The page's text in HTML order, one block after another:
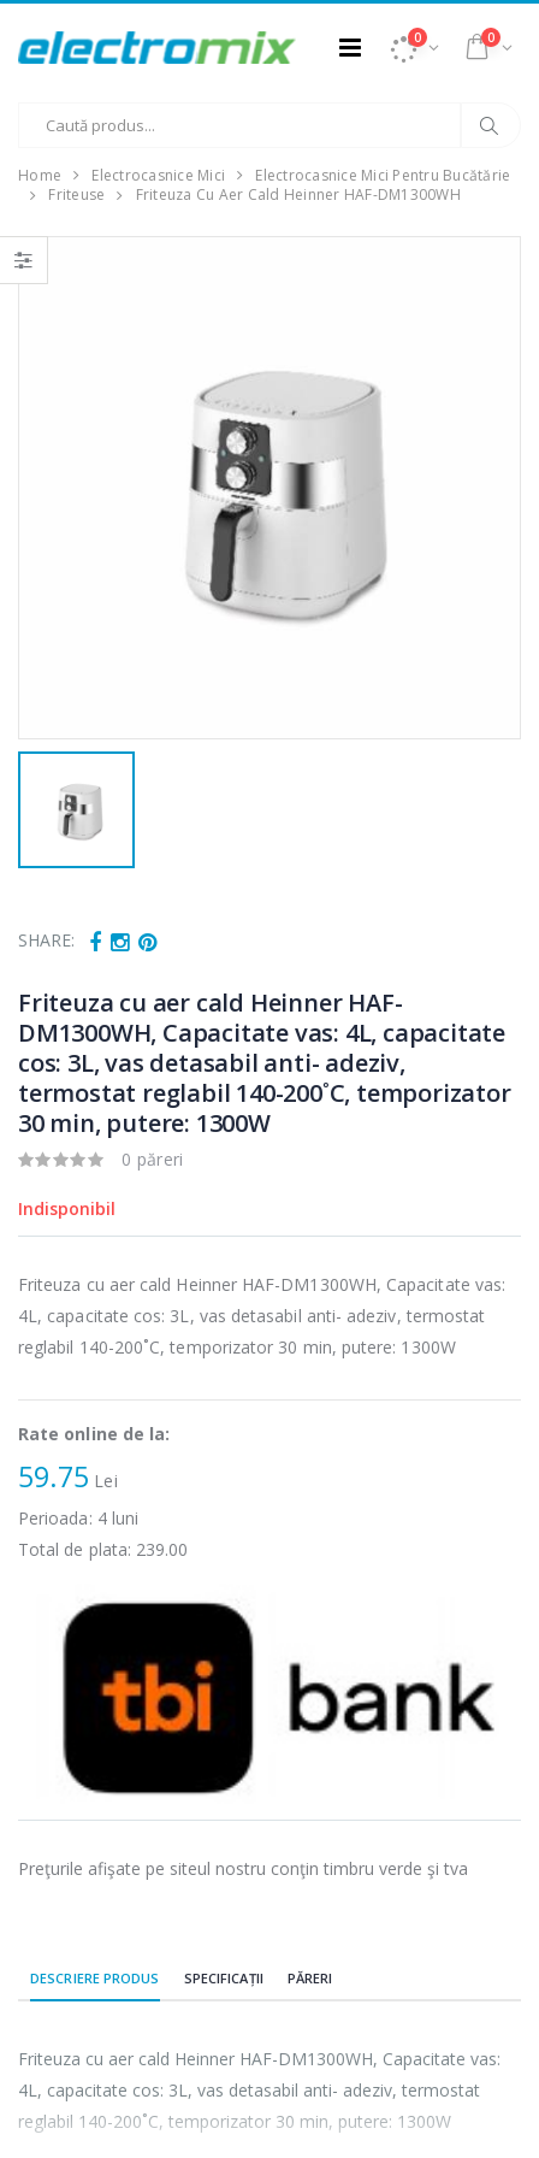
0 0
Home Electrocasnice Mici
Electrocasnice Mici Pentru Bucătărie
Friteuse
Friteuza Cu Aer Cald Heinner HAF-DM1300WH
SHARE:
Friteuza cu aer cald Heinner HAF-
DM1300WH, Capacitate vas: 4L, capacitate
cos: 3L, vas detasabil anti- adeziv,
termostat reglabil 140-200˚C, temporizator
30 min, putere: 1300W
0 păreri
Indisponibil
Friteuza cu aer cald Heinner HAF-DM1300WH, Capacitate vas:
4L, capacitate cos: 3L, vas detasabil anti- adeziv, termostat
reglabil 140-200˚C, temporizator 30 min, putere: 1300W
Rate online de la:
59.75 Lei
Perioada: 4luni
Total de plata: 239.00
Preţurile afişate pe siteul nostru conţin timbru verde şi tva
DESCRIERE PRODUS SPECIFICAȚII PĂRERI
Friteuza cu aer cald Heinner HAF-DM1300WH, Capacitate vas:
4L, capacitate cos: 3L, vas detasabil anti- adeziv, termostat
reglabil 140-200˚C, temporizator 30 min, putere: 1300W
-15%
Cuptor cu
microunde
Heinner ...
289,00 Lei
-17%
microunde
incorporabil, ...
1 499,00 Lei
-33%
automat
799,00 Lei
-25%
Fierbator
electric cu filtru
...
-33%
Masina de tocat
carne